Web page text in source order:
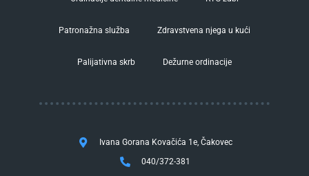
Patronažna služba Zdravstvena njega u kući
Palijativna skrb Dežurne ordinacije
Ivana Gorana Kovačića 1e, Čakovec
040/372-381